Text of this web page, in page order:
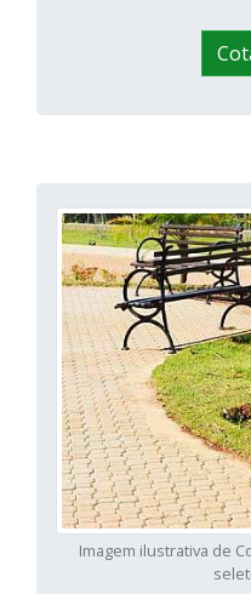
Imagem ilustrativa de